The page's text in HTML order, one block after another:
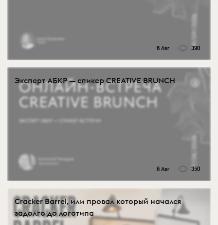
6 Авг 390
Эксперт АБКР — спикер CREATIVE BRUNCH
6 Авг 350
Cracker Barrel, или провал который начался
задолго до логотипа